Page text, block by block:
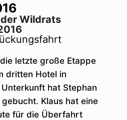
Wildrats
letzte große Etappe
dritten Hotel in
hat Stephan
Klaus hat eine
für die Überfahrt